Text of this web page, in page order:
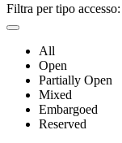
Filtra per tipo accesso:
All
Open
Partially Open
Mixed
Embargoed
Reserved